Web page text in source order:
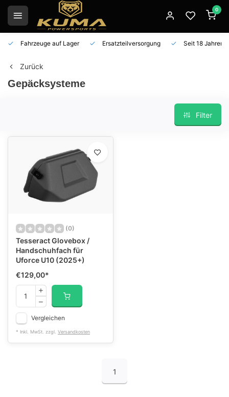
0
Fahrzeuge auf Lager Ersatzteilversorgung Seit 18 Jahren
Zurück
Gepäcksysteme
Filter
(0)
Tesseract Glovebox /
Handschuhfach für
Uforce U10 (2025+)
€129,00*
Vergleichen
* Inkl. MwSt. zzgl. Versandkosten
1